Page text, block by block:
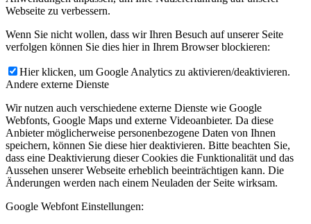
Webseite zu verbessern.
Wenn Sie nicht wollen, dass wir Ihren Besuch auf unserer Seite
verfolgen können Sie dies hier in Ihrem Browser blockieren:
Hier klicken, um Google Analytics zu aktivieren/deaktivieren.
Andere externe Dienste
Wir nutzen auch verschiedene externe Dienste wie Google
Webfonts, Google Maps und externe Videoanbieter. Da diese
Anbieter möglicherweise personenbezogene Daten von Ihnen
speichern, können Sie diese hier deaktivieren. Bitte beachten Sie,
dass eine Deaktivierung dieser Cookies die Funktionalität und das
Aussehen unserer Webseite erheblich beeinträchtigen kann. Die
Änderungen werden nach einem Neuladen der Seite wirksam.
Google Webfont Einstellungen: